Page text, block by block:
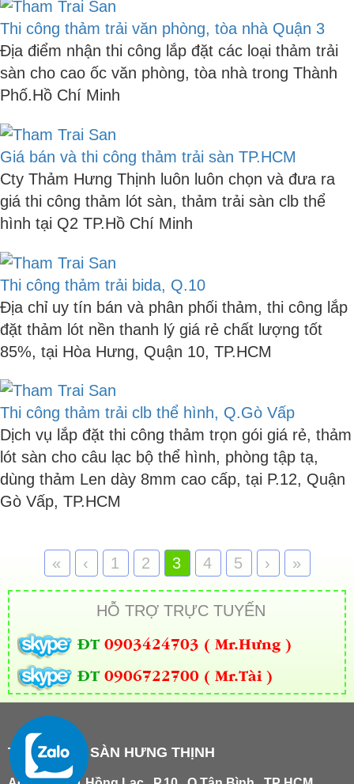
Thi công thảm trải văn phòng, tòa nhà Quận 3
Địa điểm nhận thi công lắp đặt các loại thảm trải
sàn cho cao ốc văn phòng, tòa nhà trong Thành
Phố.Hồ Chí Minh
Giá bán và thi công thảm trải sàn TP.HCM
Cty Thảm Hưng Thịnh luôn luôn chọn và đưa ra
giá thi công thảm lót sàn, thảm trải sàn clb thể
hình tại Q2 TP.Hồ Chí Minh
Thi công thảm trải bida, Q.10
Địa chỉ uy tín bán và phân phối thảm, thi công lắp
đặt thảm lót nền thanh lý giá rẻ chất lượng tốt
85%, tại Hòa Hưng, Quận 10, TP.HCM
Thi công thảm trải clb thể hình, Q.Gò Vấp
Dịch vụ lắp đặt thi công thảm trọn gói giá rẻ, thảm
lót sàn cho câu lạc bộ thể hình, phòng tập tạ,
dùng thảm Len dày 8mm cao cấp, tại P.12, Quận
Gò Vấp, TP.HCM
« ‹ 1 2 3 4 5 › »
HỖ TRỢ TRỰC TUYẾN
ĐT 0903424703 ( Mr.Hưng )
ĐT 0906722700 ( Mr.Tài )
THẢM TRẢI SÀN HƯNG THỊNH